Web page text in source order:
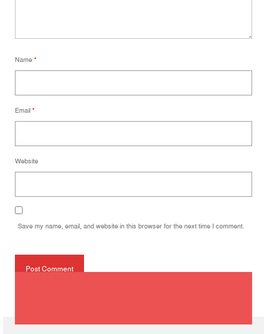
Name *
Email *
Website
Save my name, email, and website in this browser for the next time I comment.